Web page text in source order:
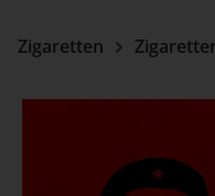
Zigaretten